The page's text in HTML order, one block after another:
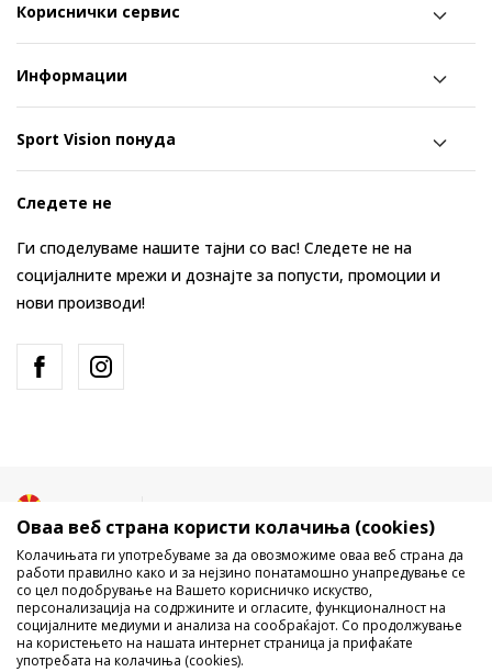
Кориснички сервис
Информации
Sport Vision понуда
Следете не
Ги споделуваме нашите тајни со вас! Следете не на
социјалните мрежи и дознајте за попусти, промоции и
нови производи!
Не е дозволено превземање или користење на содржината од
Оваа веб страна користи колачиња (cookies)
Колачињата ги употребуваме за да овозможиме оваа веб страна да
работи правилно како и за нејзино понатамошно унапредување се
со цел подобрување на Вашето корисничко искуство,
персонализација на содржините и огласите, функционалност на
социјалните медиуми и анализа на сообраќајот. Со продолжување
на користењето на нашата интернет страница ја прифаќате
употребата на колачиња (cookies).